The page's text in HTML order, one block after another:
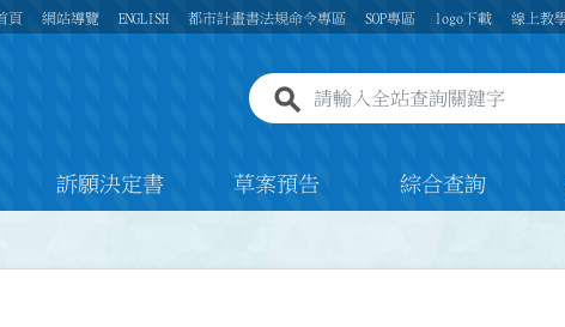
頁 網站導覽 ENGLISH 都市計畫書法規命令專區 SOP專區 logo下載 線上教
全站查詢關鍵字欄位
訴願決定書 草案預告 綜合查詢